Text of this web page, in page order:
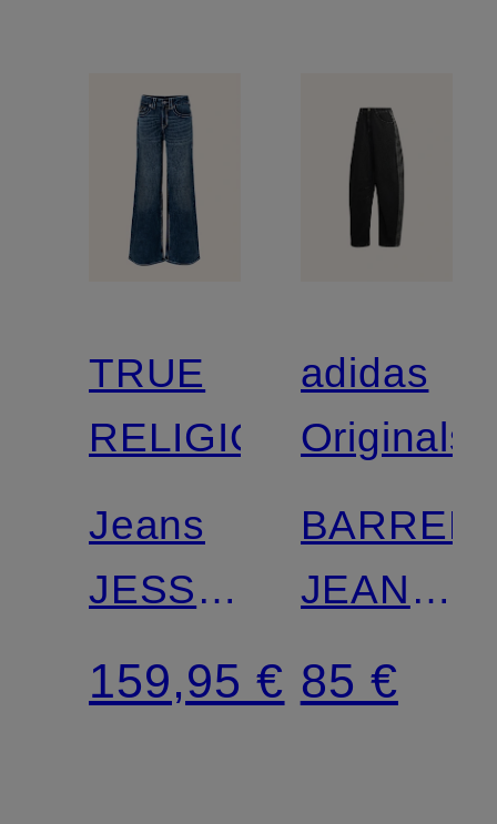
TRUE
RELIGION
Jeans
JESSIE
Baggy
159,95 €
adidas
Originals
BARREL-
JEANS,
HOHER
BUND
85 €